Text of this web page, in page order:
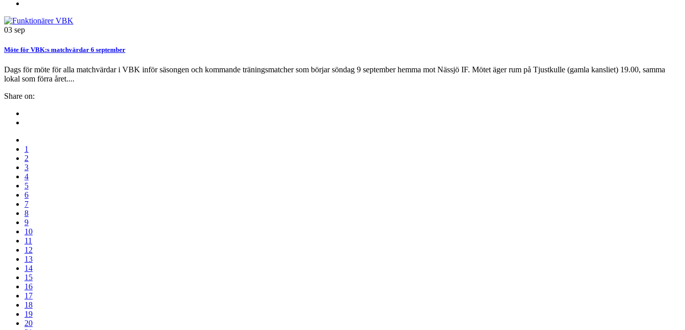
03 sep
Möte för VBK:s matchvärdar 6 september
Dags för möte för alla matchvärdar i VBK inför säsongen och kommande träningsmatcher som börjar söndag 9 september hemma mot Nässjö IF. Mötet äger rum på Tjustkulle (gamla kansliet) 19.00, samma
lokal som förra året....
Share on:
1
2
3
4
5
6
7
8
9
10
11
12
13
14
15
16
17
18
19
20